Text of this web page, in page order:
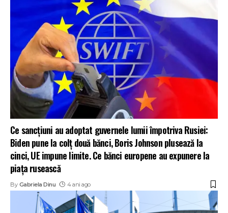
Ce sancțiuni au adoptat guvernele lumii împotriva Rusiei:
Biden pune la colț două bănci, Boris Johnson plusează la
cinci, UE impune limite. Ce bănci europene au expunere la
piața rusească
By Gabriela Dinu 4 ani ago